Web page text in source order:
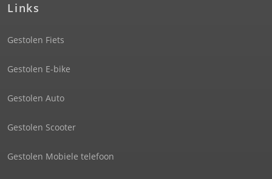
Links
Gestolen Fiets
Gestolen E-bike
Gestolen Auto
Gestolen Scooter
Gestolen Mobiele telefoon